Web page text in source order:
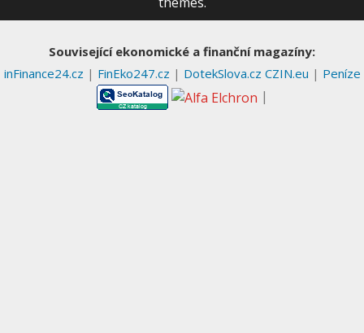
Související ekonomické a finanční magazíny:
inFinance24.cz | FinEko247.cz | DotekSlova.cz CZIN.eu | Peníze
|